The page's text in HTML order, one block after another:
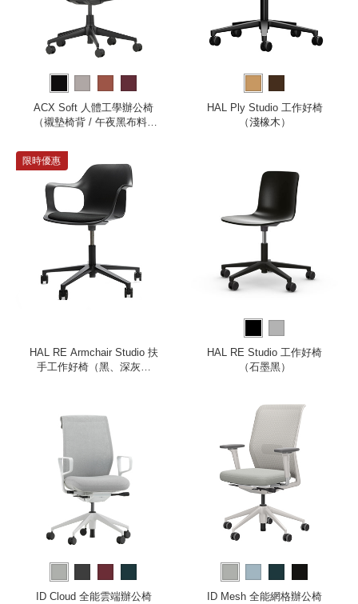
ACX Soft 人體工學辦公椅
（襯墊椅背 / 午夜黑布料 /
HAL Ply Studio 工作好椅
（淺橡木）
限時優惠
HAL RE Armchair Studio 扶
手工作好椅（黑、深灰坐
HAL RE Studio 工作好椅
（石墨黑）
ID Cloud 全能雲端辦公椅
ID Mesh 全能網格辦公椅